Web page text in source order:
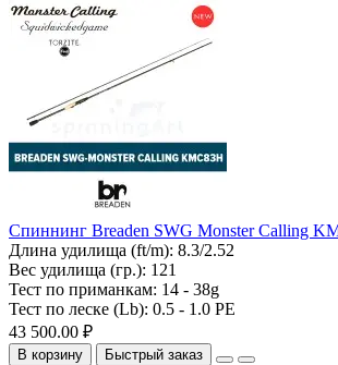
Спиннинг Breaden SWG Monster Calling
Длина удилища (ft/m): 8.3/2.52
Вес удилища (гр.): 121
Тест по приманкам: 14 - 38g
Тест по леске (Lb): 0.5 - 1.0 PE
43 500.00 ₽
В корзину Быстрый заказ